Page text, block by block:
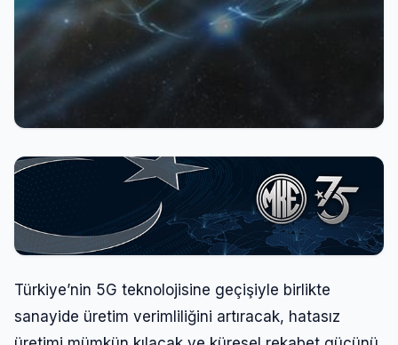
Türkiye’nin 5G teknolojisine geçişiyle birlikte
sanayide üretim verimliliğini artıracak, hatasız